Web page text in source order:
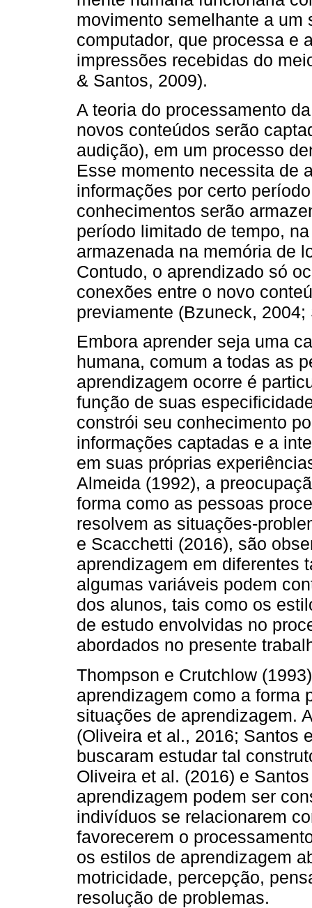
movimento semelhante a
computador, que processa e
impressões recebidas do
& Santos, 2009).
A teoria do processamento
novos conteúdos serão
audição), em um processo
Esse momento necessita de
informações por certo
conhecimentos serão
período limitado de tempo,
armazenada na memória de
Contudo, o aprendizado só
conexões entre o novo
previamente (Bzuneck,
Embora aprender seja uma
humana, comum a todas as
aprendizagem ocorre é
função de suas
constrói seu conhecimento
informações captadas e a
em suas próprias
Almeida (1992), a
forma como as pessoas
resolvem as situações-
e Scacchetti (2016), são
aprendizagem em diferentes
algumas variáveis podem
dos alunos, tais como os
de estudo envolvidas no
abordados no presente
Thompson e Crutchlow
aprendizagem como a forma
situações de aprendizagem.
(Oliveira et al., 2016; Santos
buscaram estudar tal
Oliveira et al. (2016) e
aprendizagem podem ser
indivíduos se relacionarem
favorecerem o
os estilos de aprendizagem
motricidade, percepção,
resolução de problemas.